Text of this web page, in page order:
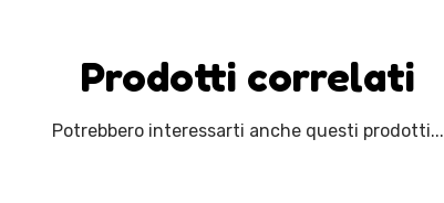
Prodotti correlati
Potrebbero interessarti anche questi prodotti...